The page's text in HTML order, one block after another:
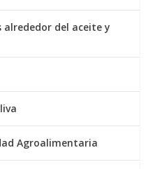
alrededor del aceite y
Agroalimentaria